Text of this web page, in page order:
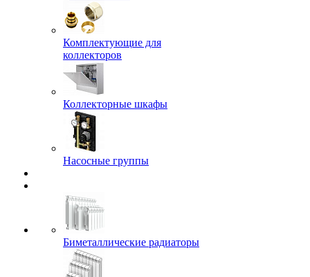
Комплектующие для
коллекторов
Коллекторные шкафы
Насосные группы
Биметаллические радиаторы